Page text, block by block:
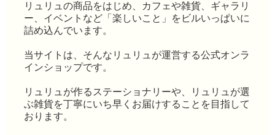
リュリュの商品をはじめ、カフェや雑貨、ギャラリ
ー、イベントなど「楽しいこと」をビルいっぱいに
詰め込んでいます。
当サイトは、そんなリュリュが運営する公式オンラ
インショップです。
リュリュが作るステーショナリーや、リュリュが選
ぶ雑貨を丁寧にいち早くお届けすることを目指して
おります。